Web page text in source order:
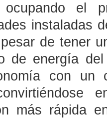
ocupando el
instaladas
de tener
de energía
con un
más rápida